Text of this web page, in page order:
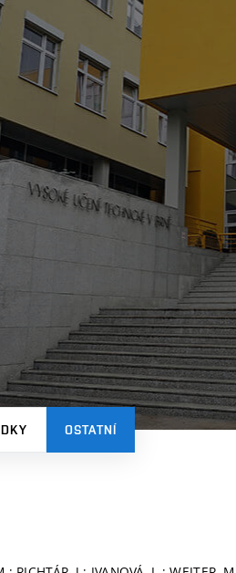
OSTATNÍ